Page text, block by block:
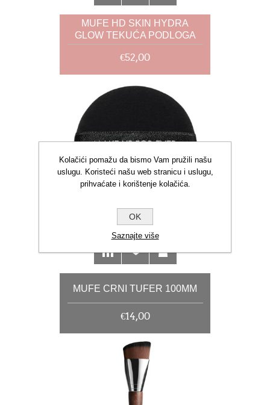
MUFE HD SKIN HYDRA
GLOW TEKUĆA PODLOGA
2N22 30 ML
€52,00
MUFE CRNI TUFER 100MM
€14,00
Kolačići pomažu da bismo Vam pružili našu
uslugu. Koristeći našu web stranicu i uslugu,
prihvaćate i korištenje kolačića.
OK
Saznajte više